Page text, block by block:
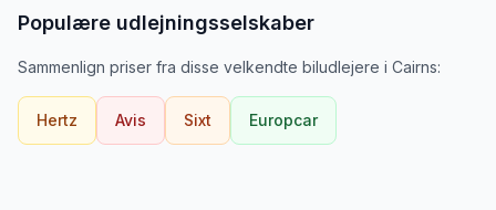
Populære udlejningsselskaber
Sammenlign priser fra disse velkendte biludlejere i Cairns:
Hertz Avis Sixt Europcar